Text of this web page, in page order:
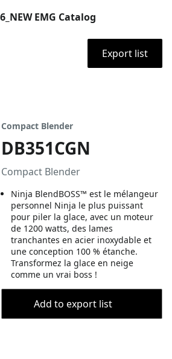
EMG Catalog
Export list
Compact Blender
DB351CGN
Compact Blender
Ninja BlendBOSS™ est le mélangeur
personnel Ninja le plus puissant
pour piler la glace, avec un moteur
de 1200 watts, des lames
tranchantes en acier inoxydable et
une conception 100 % étanche.
Transformez la glace en neige
comme un vrai boss !
Add to export list